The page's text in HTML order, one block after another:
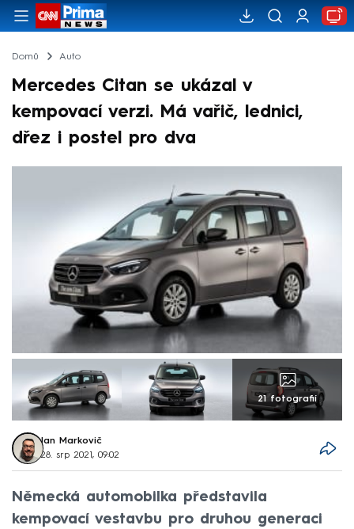
Domů Auto
Mercedes Citan se ukázal v
kempovací verzi. Má vařič, lednici,
dřez i postel pro dva
21 fotografií
Jan Markovič
28. srp 2021, 09:02
Německá automobilka představila
kempovací vestavbu pro druhou generaci